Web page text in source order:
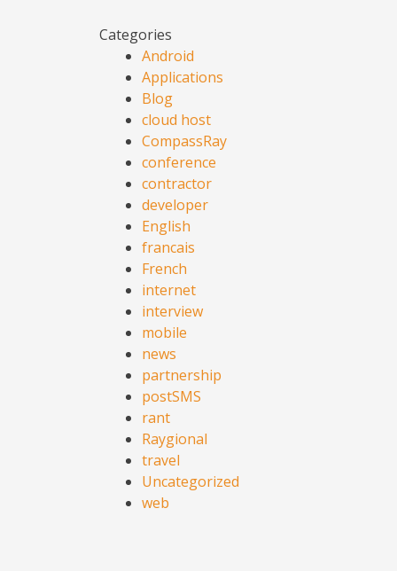
Categories
Android
Applications
Blog
cloud host
CompassRay
conference
contractor
developer
English
francais
French
internet
interview
mobile
news
partnership
postSMS
rant
Raygional
travel
Uncategorized
web